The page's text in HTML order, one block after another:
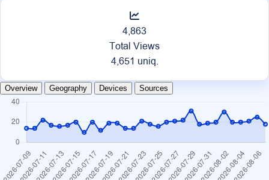
4,863
Total Views
4,651 uniq.
Overview Geography Devices Sources